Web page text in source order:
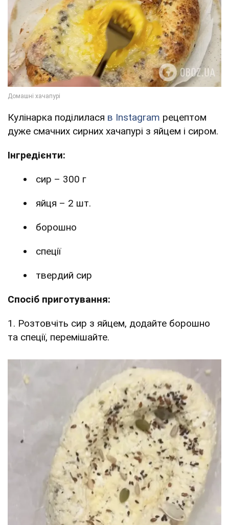
Кулінарка поділилася в Instagram рецептом
дуже смачних сирних хачапурі з яйцем і сиром.
Інгредієнти:
сир – 300 г
яйця – 2 шт.
борошно
спеції
твердий сир
Спосіб приготування:
1. Розтовчіть сир з яйцем, додайте борошно
та спеції, перемішайте.